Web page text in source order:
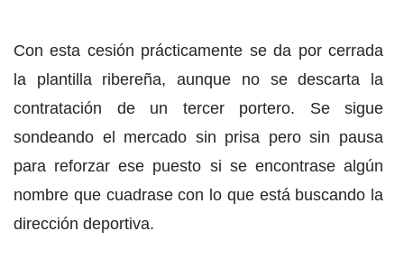
Con esta cesión prácticamente se da por cerrada
la plantilla ribereña, aunque no se descarta la
contratación de un tercer portero. Se sigue
sondeando el mercado sin prisa pero sin pausa
para reforzar ese puesto si se encontrase algún
nombre que cuadrase con lo que está buscando la
dirección deportiva.